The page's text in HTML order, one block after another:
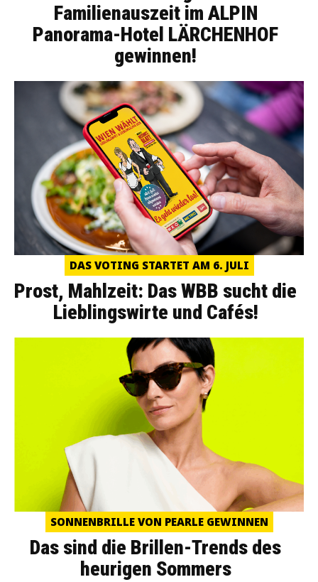
Familienauszeit im ALPIN
Panorama-Hotel LÄRCHENHOF
gewinnen!
DAS VOTING STARTET AM 6. JULI
Prost, Mahlzeit: Das WBB sucht die
Lieblingswirte und Cafés!
SONNENBRILLE VON PEARLE GEWINNEN
Das sind die Brillen-Trends des
heurigen Sommers